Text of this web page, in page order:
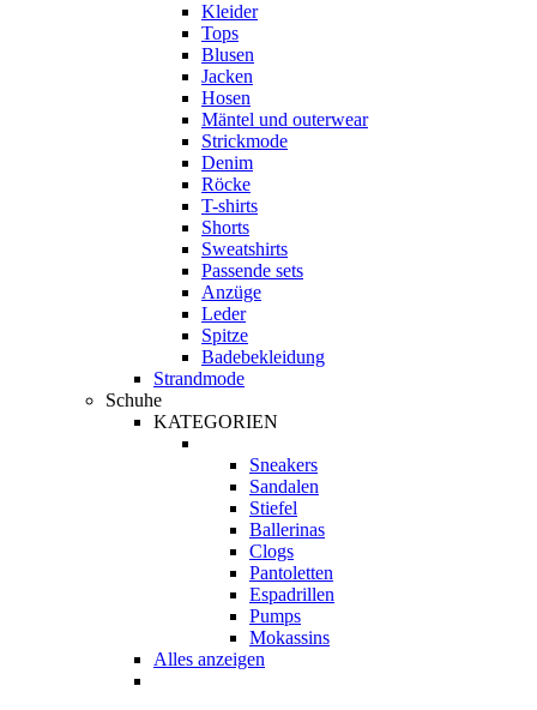
Kleider
Tops
Blusen
Jacken
Hosen
Mäntel und outerwear
Strickmode
Denim
Röcke
T-shirts
Shorts
Sweatshirts
Passende sets
Anzüge
Leder
Spitze
Badebekleidung
Strandmode
Schuhe
KATEGORIEN
Sneakers
Sandalen
Stiefel
Ballerinas
Clogs
Pantoletten
Espadrillen
Pumps
Mokassins
Alles anzeigen